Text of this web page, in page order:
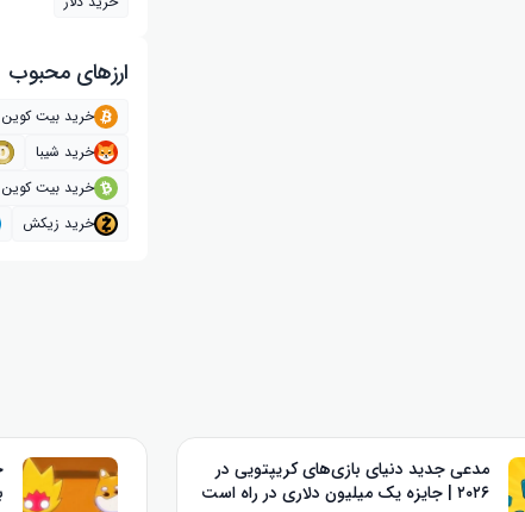
ارز‌های محبوب
خرید بیت کوین
خرید شیبا
خرید بیت
خرید زیکش
مدعی جدید دنیای بازی‌های کریپتویی در
۲۰۲۶ | جایزه یک میلیون دلاری در راه است